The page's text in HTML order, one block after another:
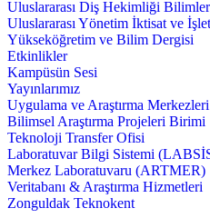
Uluslararası Diş Hekimliği
Uluslararası Yönetim İktisat ve
Yükseköğretim ve Bilim Dergisi
Etkinlikler
Kampüsün Sesi
Yayınlarımız
Uygulama ve Araştırma Merkezleri
Bilimsel Araştırma Projeleri Birimi
Teknoloji Transfer Ofisi
Laboratuvar Bilgi Sistemi
Merkez Laboratuvaru (ARTMER)
Veritabanı & Araştırma Hizmetleri
Zonguldak Teknokent